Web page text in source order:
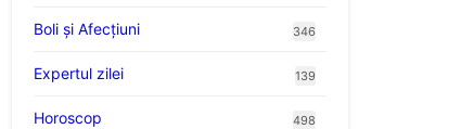
Boli și Afecțiuni 346
Expertul zilei 139
Horoscop 498